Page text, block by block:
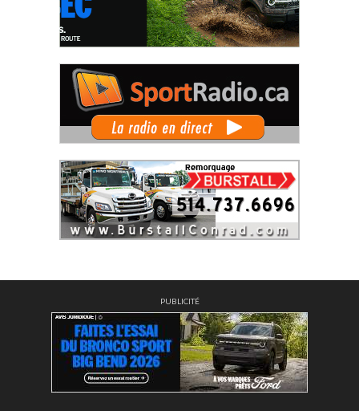
PUBLICITÉ